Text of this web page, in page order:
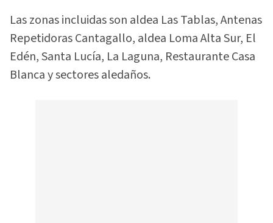
Las zonas incluidas son aldea Las Tablas, Antenas
Repetidoras Cantagallo, aldea Loma Alta Sur, El
Edén, Santa Lucía, La Laguna, Restaurante Casa
Blanca y sectores aledaños.